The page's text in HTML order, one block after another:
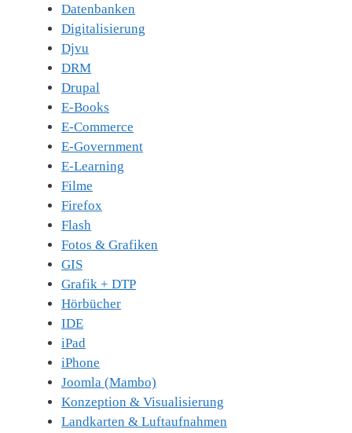
Datenbanken
Digitalisierung
Djvu
DRM
Drupal
E-Books
E-Commerce
E-Government
E-Learning
Filme
Firefox
Flash
Fotos & Grafiken
GIS
Grafik + DTP
Hörbücher
IDE
iPad
iPhone
Joomla (Mambo)
Konzeption & Visualisierung
Landkarten & Luftaufnahmen